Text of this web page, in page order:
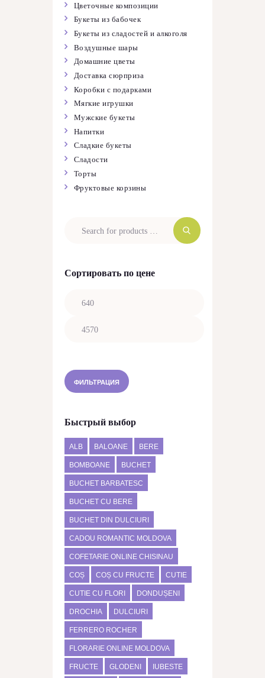
Цветочные композиции
Букеты из бабочек
Букеты из сладостей и алкоголя
Воздушные шары
Домашние цветы
Доставка сюрприза
Коробки с подарками
Мягкие игрушки
Мужские букеты
Напитки
Сладкие букеты
Сладости
Торты
Фруктовые корзины
Сортировать по цене
ФИЛЬТРАЦИЯ
Быстрый выбор
ALB BALOANE BERE
BOMBOANE BUCHET
BUCHET BARBATESC
BUCHET CU BERE
BUCHET DIN DULCIURI
CADOU ROMANTIC MOLDOVA
COFETARIE ONLINE CHISINAU
COȘ COȘ CU FRUCTE CUTIE
CUTIE CU FLORI DONDUȘENI
DROCHIA DULCIURI
FERRERO ROCHER
FLORARIE ONLINE MOLDOVA
FRUCTE GLODENI IUBESTE